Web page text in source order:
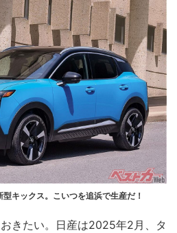
キックス。こいつを追浜で生産だ！
きたい。日産は2025年2月、タ